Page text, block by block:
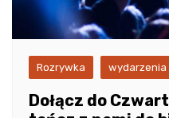
Rozrywka wydarzenia
Dołącz do